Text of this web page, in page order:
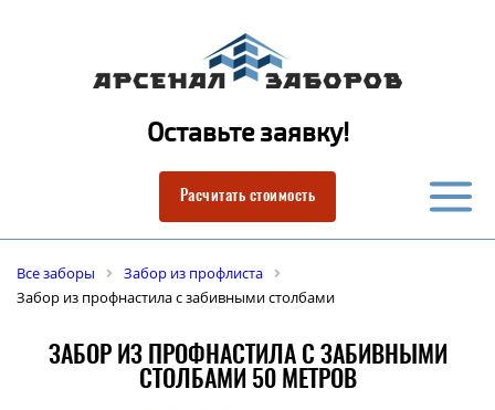
Оставьте заявку!
Расчитать стоимость
Все заборы
Забор из профлиста
Забор из профнастила с забивными столбами
ЗАБОР ИЗ ПРОФНАСТИЛА С ЗАБИВНЫМИ
СТОЛБАМИ 50 МЕТРОВ